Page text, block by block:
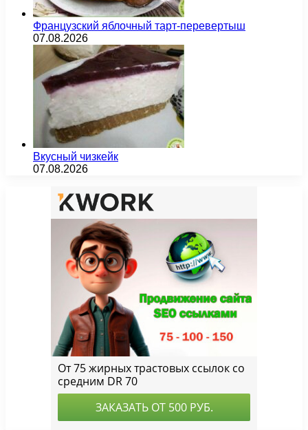
Французский яблочный тарт-перевертыш
07.08.2026
Вкусный чизкейк
07.08.2026